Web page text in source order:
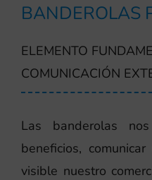
BANDEROLAS
ELEMENTO
COMUNICACIÓN
Las banderolas
beneficios,
visible nuestro